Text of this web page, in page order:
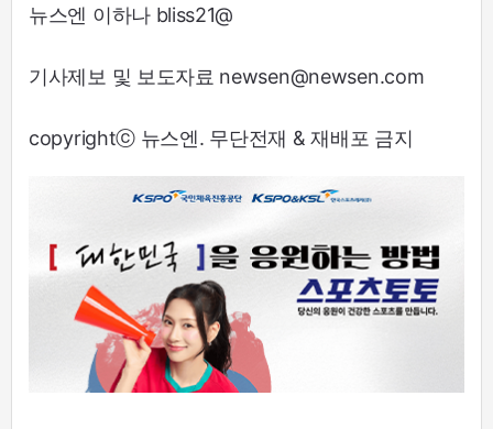
뉴스엔 이하나 bliss21@
기사제보 및 보도자료 newsen@newsen.com
copyrightⓒ 뉴스엔. 무단전재 & 재배포 금지